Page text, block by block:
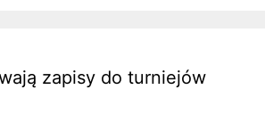
zapisy do turniejów